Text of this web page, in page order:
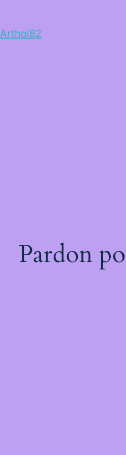
Arthoi82
Pardon